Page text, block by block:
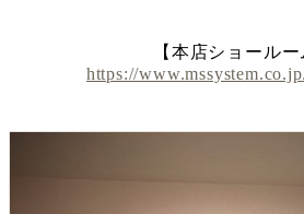
【本店ショールー
https://